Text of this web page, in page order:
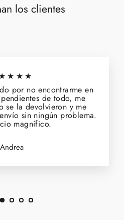
los clientes
por no encontrarme en
de todo, me
se la devolvieron y me
sin ningún problema.
magnífico.
Andrea